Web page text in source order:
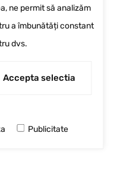
doors
ne permit să analizăm
a îmbunătăți constant
dvs.
Accepta selectia
Publicitate